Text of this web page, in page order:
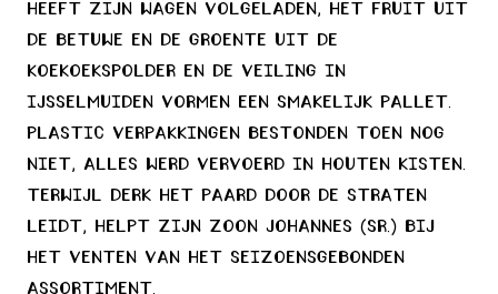
heeft zijn wagen volgeladen, Het fruit uit
de Betuwe en de groente uit de
Koekoekspolder en de veiling in
Ijsselmuiden vormen een smakelijk pallet.
Plastic verpakkingen bestonden toen nog
niet, alles werd vervoerd in houten kisten.
Terwijl Derk het paard door de straten
leidt, helpt zijn zoon Johannes (Sr.) bij
het venten van het seizoensgebonden
assortiment.